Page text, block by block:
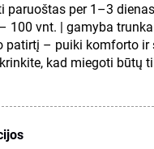
paruoštas per 1–3
100 vnt. | gamyba
patirtį – puiki komforto ir
kad miegoti būtų